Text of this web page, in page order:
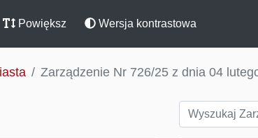
Powiększ Wersja kontrastowa
Zarządzenie Nr 726/25 z dnia 04